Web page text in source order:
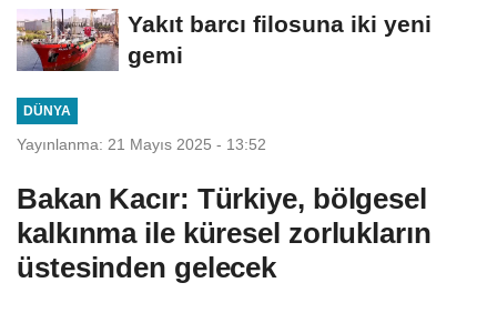
Yakıt barcı filosuna iki yeni
gemi
DÜNYA
Yayınlanma: 21 Mayıs 2025 - 13:52
Bakan Kacır: Türkiye, bölgesel
kalkınma ile küresel zorlukların
üstesinden gelecek